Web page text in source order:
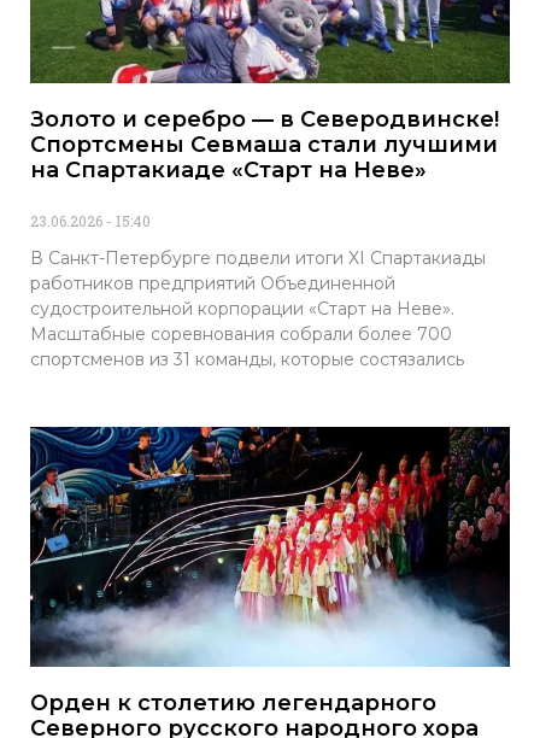
Золото и серебро — в Северодвинске!
Спортсмены Севмаша стали лучшими
на Спартакиаде «Старт на Неве»
23.06.2026 15:40
В Санкт-Петербурге подвели итоги XI Спартакиады
работников предприятий Объединенной
судостроительной корпорации «Старт на Неве».
Масштабные соревнования собрали более 700
спортсменов из 31 команды, которые состязались
Орден к столетию легендарного
Северного русского народного хора